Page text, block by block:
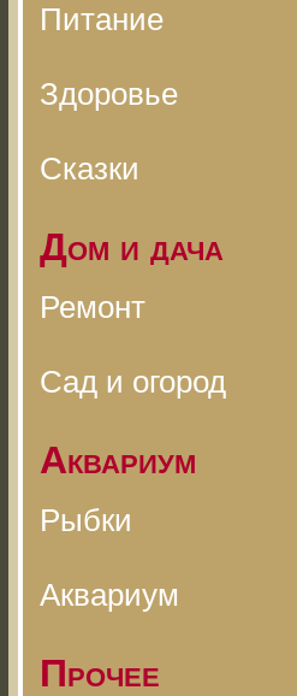
Питание
Здоровье
Сказки
Дом и дача
Ремонт
Сад и огород
Аквариум
Рыбки
Аквариум
Прочее